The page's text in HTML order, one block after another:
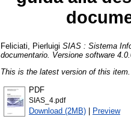
Feliciati, Pierluigi SIAS : Sistema
documentario. Versione software
This is the latest version of this item.
PDF
SIAS_4.pdf
Download (2MB) Preview